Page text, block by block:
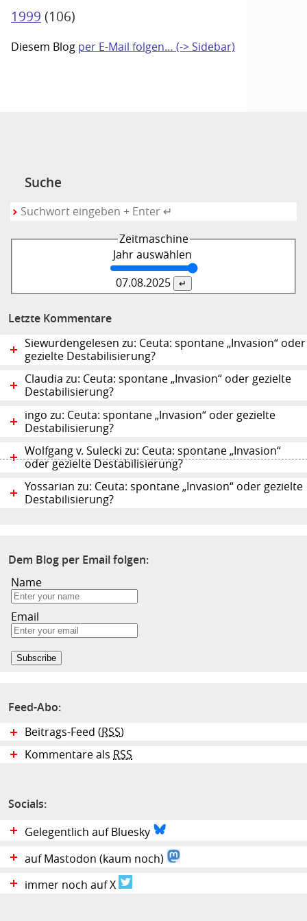
1999 (106)
Diesem Blog per E-Mail folgen… (-> Sidebar)
Suche
Zeitmaschine
Jahr auswählen
07.08.2025
Letzte Kommentare
Siewurdengelesen zu: Ceuta: spontane „Invasion“ oder
gezielte Destabilisierung?
Claudia zu: Ceuta: spontane „Invasion“ oder gezielte
Destabilisierung?
ingo zu: Ceuta: spontane „Invasion“ oder gezielte
Destabilisierung?
Wolfgang v. Sulecki zu: Ceuta: spontane „Invasion“
oder gezielte Destabilisierung?
Yossarian zu: Ceuta: spontane „Invasion“ oder gezielte
Destabilisierung?
Dem Blog per Email folgen:
Name
Email
Feed-Abo:
Beitrags-Feed (RSS)
Kommentare als RSS
Socials:
Gelegentlich auf Bluesky
auf Mastodon (kaum noch)
immer noch auf X